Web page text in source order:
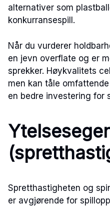
alternativer som
konkurransespill.
Når du vurderer
en jevn overflate og er
sprekker. Høykvalitets
men kan tåle
en bedre investering for
Spretthastigheten og
er avgjørende for